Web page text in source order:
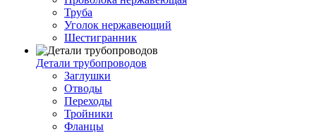
Труба
Уголок нержавеющий
Шестигранник
Детали трубопроводов
Заглушки
Отводы
Переходы
Тройники
Фланцы